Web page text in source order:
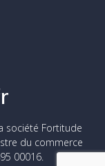
société Fortitude
du commerce
00016.